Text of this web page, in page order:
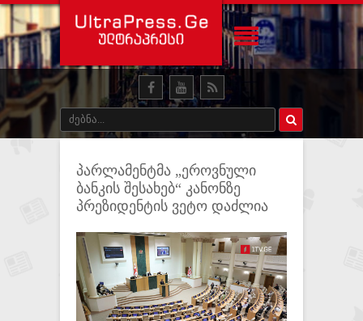
პარლამენტმა „ეროვნული
ბანკის შესახებ“ კანონზე
პრეზიდენტის ვეტო დაძლია